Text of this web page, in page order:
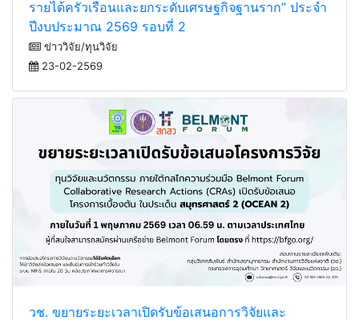
ที่เหมาะสม (Appropriate Technology) เพื่อยกระดับ
รายได้ครัวเรือนและยกระดับเศรษฐกิจฐานราก” ประจำ
ปีงบประมาณ 2569 รอบที่ 2
ข่าววิจัย/ทุนวิจัย